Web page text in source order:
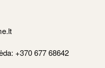
+370 677 68642